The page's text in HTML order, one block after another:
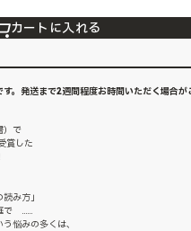
カートに入れる
。発送まで2週間程度お時間いただく場合が
）で
賞した
み方」
で ……
悩みの多くは、